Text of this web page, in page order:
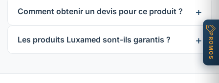
Comment obtenir un devis pour ce produit ?
Les produits Luxamed sont-ils garantis ? PROMOS